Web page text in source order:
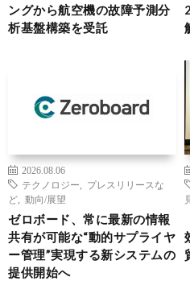
ングから航空機の故障予測分
析基盤構築を受託
2026.08.06
テクノロジー
プレスリリースな
ど
動向/展望
ゼロボード、常に最新の情報
共有が可能な“動的サプライヤ
ー管理”実現する新システムの
提供開始へ